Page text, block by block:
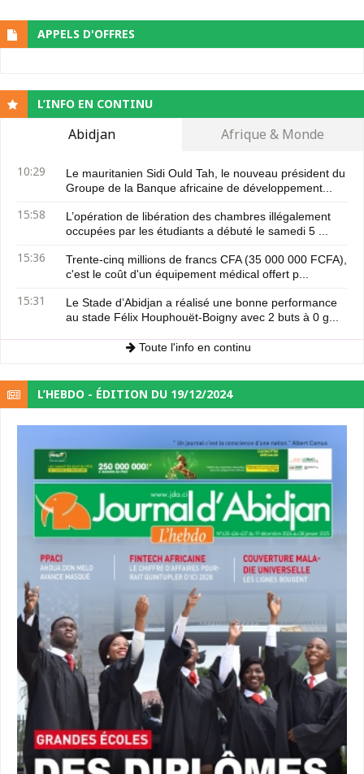
APPELS D'OFFRES
L’INFO EN CONTINU
Abidjan Afrique & Monde
10:29
Le mauritanien Sidi Ould Tah, le nouveau président du
Groupe de la Banque africaine de développement...
15:58
L’opération de libération des chambres illégalement
occupées par les étudiants a débuté le samedi 5 ...
15:36
Trente-cinq millions de francs CFA (35 000 000 FCFA),
c'est le coût d'un équipement médical offert p...
15:31
Le Stade d’Abidjan a réalisé une bonne performance
au stade Félix Houphouët-Boigny avec 2 buts à 0 g...
Toute l'info en continu
L’HEBDO - ÉDITION DU 19/12/2024